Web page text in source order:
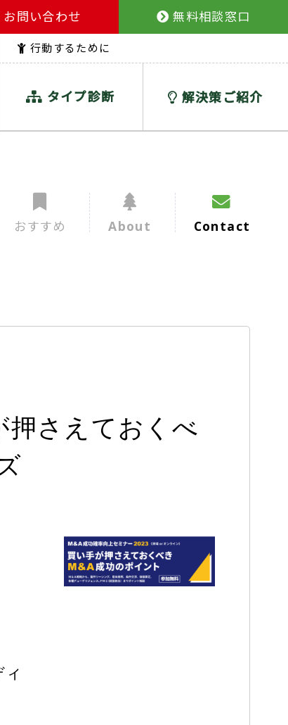
お問い合わせ 無料相談窓口
行動するために
タイプ診断 解決策ご紹介
おすすめ About Contact
押さえておくべ